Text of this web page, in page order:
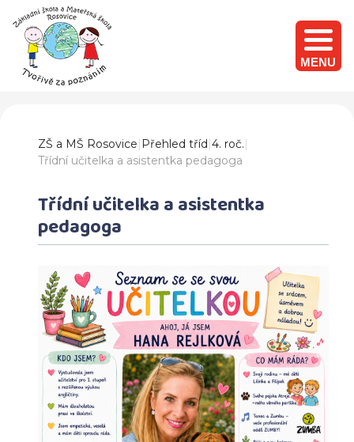
MENU
ZŠ a MŠ Rosovice| Přehled tříd|4. roč.|
Třídní učitelka a asistentka pedagoga
Třídní učitelka a asistentka
pedagoga